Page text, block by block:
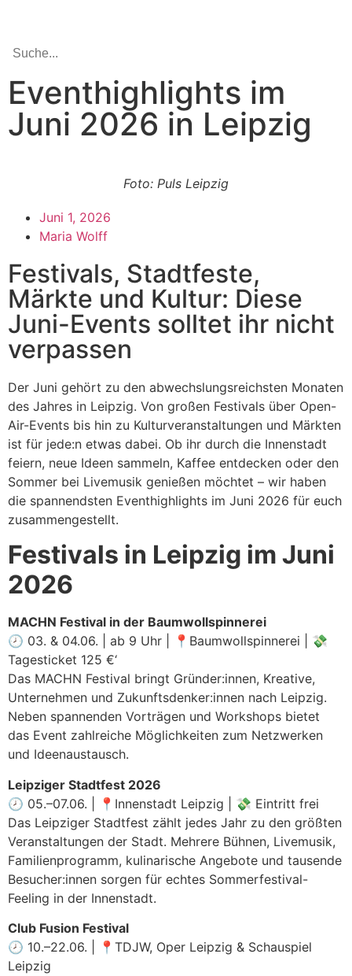
Eventhighlights im
Juni 2026 in Leipzig
Foto: Puls Leipzig
Juni 1, 2026
Maria Wolff
Festivals, Stadtfeste,
Märkte und Kultur: Diese
Juni-Events solltet ihr nicht
verpassen
Der Juni gehört zu den abwechslungsreichsten Monaten
des Jahres in Leipzig. Von großen Festivals über Open-
Air-Events bis hin zu Kulturveranstaltungen und Märkten
ist für jede:n etwas dabei. Ob ihr durch die Innenstadt
feiern, neue Ideen sammeln, Kaffee entdecken oder den
Sommer bei Livemusik genießen möchtet – wir haben
die spannendsten Eventhighlights im Juni 2026 für euch
zusammengestellt.
Festivals in Leipzig im Juni
2026
MACHN Festival in der Baumwollspinnerei
🕗 03. & 04.06. | ab 9 Uhr | 📍Baumwollspinnerei | 💸
Tagesticket 125 €‘
Das MACHN Festival bringt Gründer:innen, Kreative,
Unternehmen und Zukunftsdenker:innen nach Leipzig.
Neben spannenden Vorträgen und Workshops bietet
das Event zahlreiche Möglichkeiten zum Netzwerken
und Ideenaustausch.
Leipziger Stadtfest 2026
🕗 05.–07.06. | 📍Innenstadt Leipzig | 💸 Eintritt frei
Das Leipziger Stadtfest zählt jedes Jahr zu den größten
Veranstaltungen der Stadt. Mehrere Bühnen, Livemusik,
Familienprogramm, kulinarische Angebote und tausende
Besucher:innen sorgen für echtes Sommerfestival-
Feeling in der Innenstadt.
Club Fusion Festival
🕗 10.–22.06. | 📍TDJW, Oper Leipzig & Schauspiel
Leipzig